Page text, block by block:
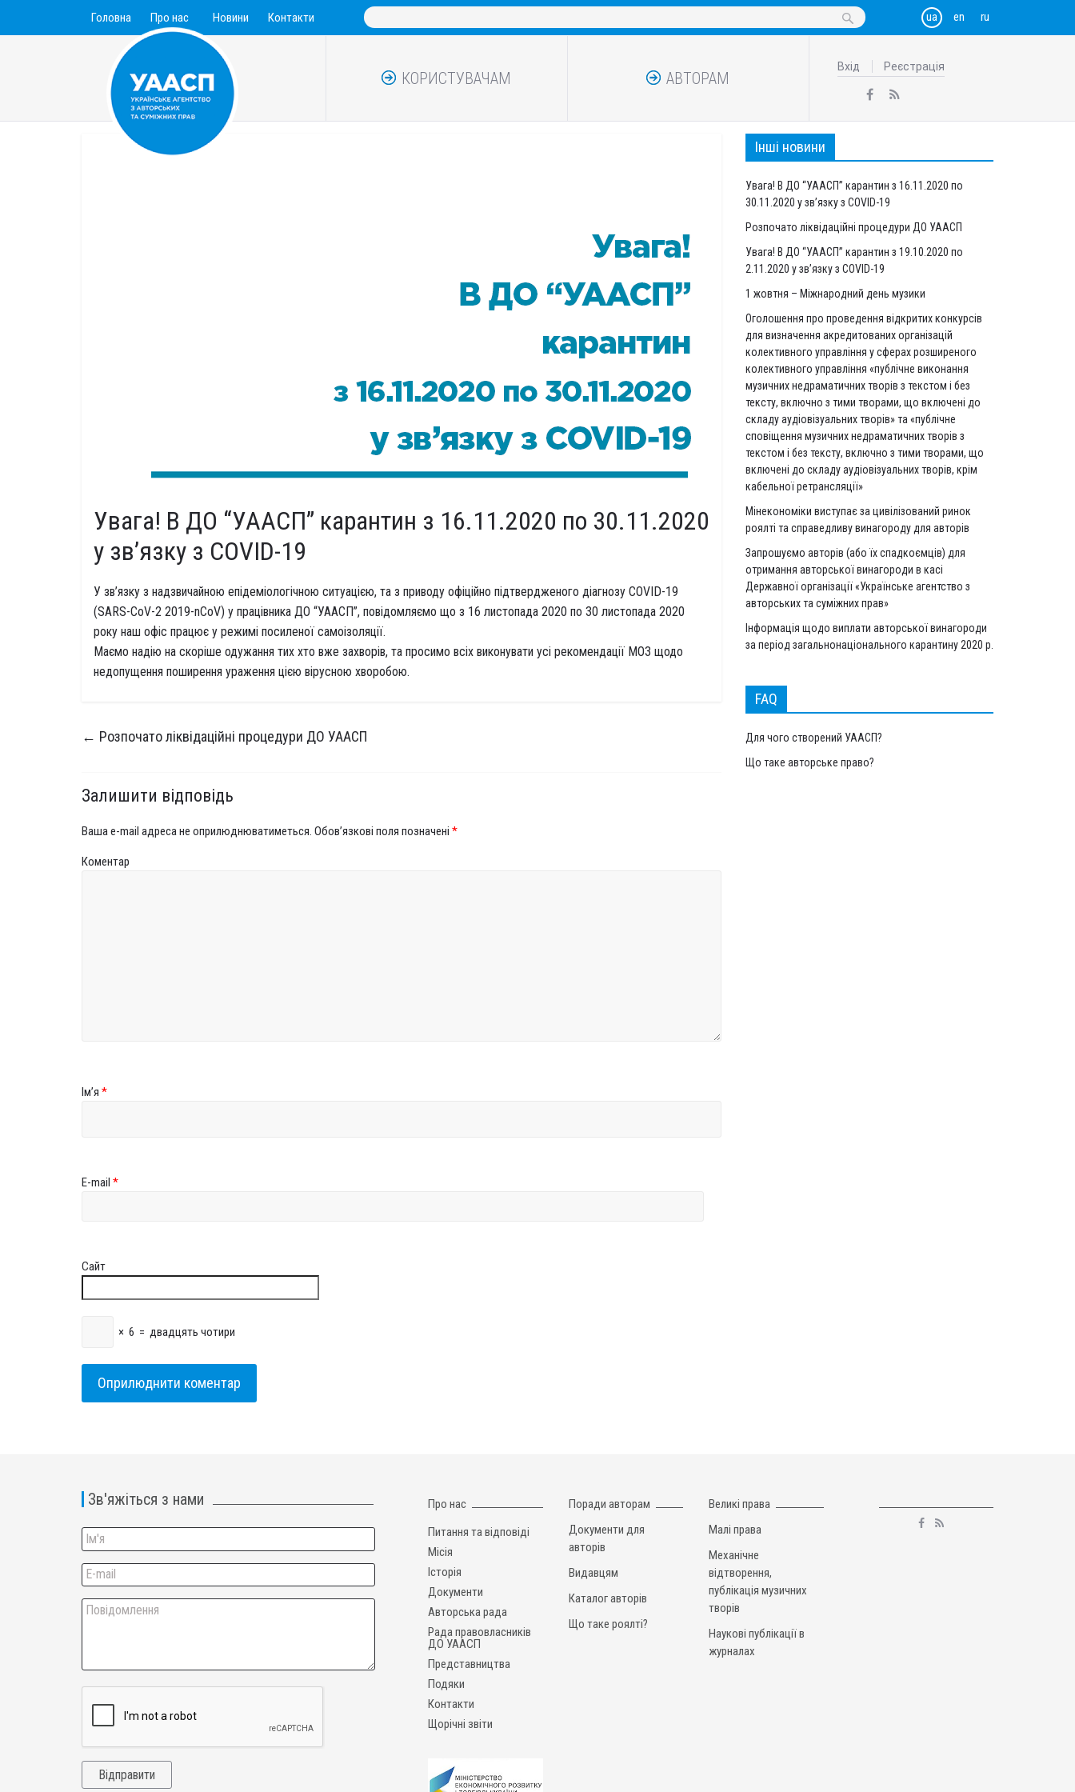
Головна Про нас Новини Контакти
КОРИСТУВАЧАМ АВТОРАМ
Вхід Реєстрація
Увага! В ДО “УААСП” карантин з 16.11.2020 по 30.11.2020
у зв’язку з COVID-19
У зв’язку з надзвичайною епідеміологічною ситуацією, та з приводу офіційно підтвердженого діагнозу COVID-19
(SARS-CoV-2 2019-nCoV) у працівника ДО “УААСП”, повідомляємо що з 16 листопада 2020 по 30 листопада 2020
року наш офіс працює у режимі посиленої самоізоляції.
Маємо надію на скоріше одужання тих хто вже захворів, та просимо всіх виконувати усі рекомендації МОЗ щодо
недопущення поширення ураження цією вірусною хворобою.
← Розпочато ліквідаційні процедури ДО УААСП
Залишити відповідь
Ваша e-mail адреса не оприлюднюватиметься. Обов’язкові поля позначені *
Коментар
Ім’я *
E-mail *
Сайт
× 6 = двадцять чотири
Інші новини
Увага! В ДО “УААСП” карантин з 16.11.2020 по
30.11.2020 у зв’язку з COVID-19
Розпочато ліквідаційні процедури ДО УААСП
Увага! В ДО “УААСП” карантин з 19.10.2020 по
2.11.2020 у зв’язку з COVID-19
1 жовтня – Міжнародний день музики
Оголошення про проведення відкритих конкурсів
для визначення акредитованих організацій
колективного управління у сферах розширеного
колективного управління «публічне виконання
музичних недраматичних творів з текстом і без
тексту, включно з тими творами, що включені до
складу аудіовізуальних творів» та «публічне
сповіщення музичних недраматичних творів з
текстом і без тексту, включно з тими творами, що
включені до складу аудіовізуальних творів, крім
кабельної ретрансляції»
Мінекономіки виступає за цивілізований ринок
роялті та справедливу винагороду для авторів
Запрошуємо авторів (або їх спадкоємців) для
отримання авторської винагороди в касі
Державної організації «Українське агентство з
авторських та суміжних прав»
Інформація щодо виплати авторської винагороди
за період загальнонаціонального карантину 2020 р.
FAQ
Для чого створений УААСП?
Що таке авторське право?
Зв'яжіться з нами
Про нас
Питання та відповіді
Місія
Історія
Документи
Авторська рада
Рада правовласників
ДО УААСП
Представництва
Подяки
Контакти
Щорічні звіти
Поради авторам
Документи для
авторів
Видавцям
Каталог авторів
Що таке роялті?
Великі права
Малі права
Механічне
відтворення,
публікація музичних
творів
Наукові публікації в
журналах